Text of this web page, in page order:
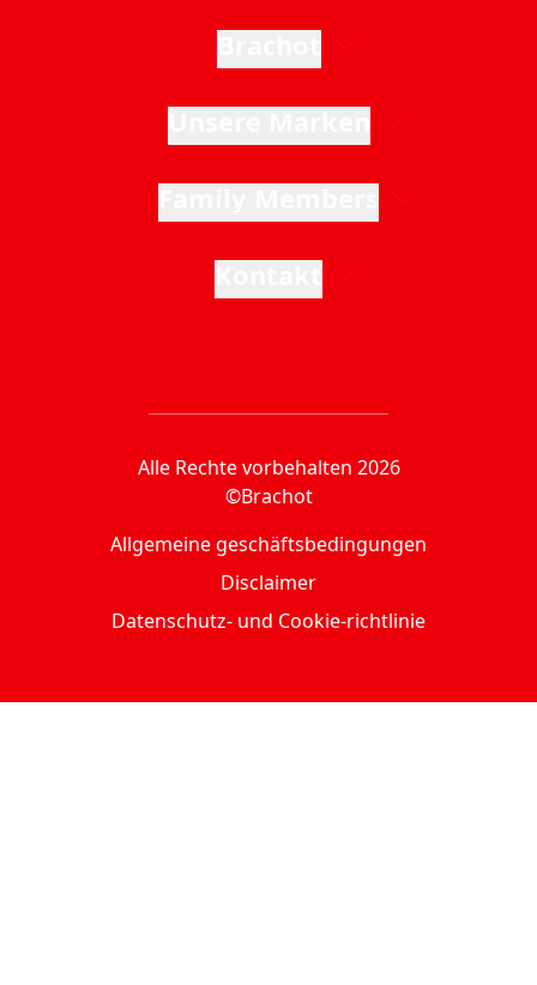
Alle Rechte vorbehalten 2026
©Brachot
Allgemeine geschäftsbedingungen
Disclaimer
Datenschutz- und Cookie-richtlinie